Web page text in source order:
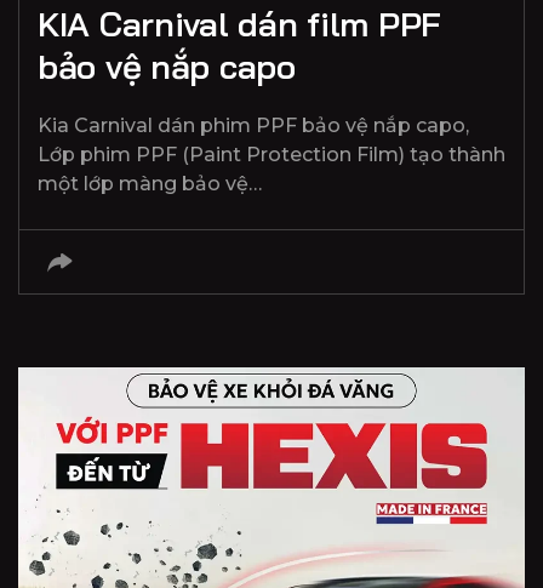
KIA Carnival dán film PPF
bảo vệ nắp capo
Kia Carnival dán phim PPF bảo vệ nắp capo,
Lớp phim PPF (Paint Protection Film) tạo thành
một lớp màng bảo vệ…